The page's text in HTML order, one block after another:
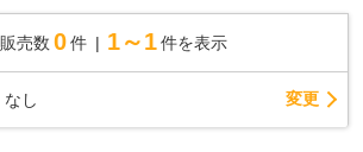
販売数 0 件 1～1 件を表示
なし 変更